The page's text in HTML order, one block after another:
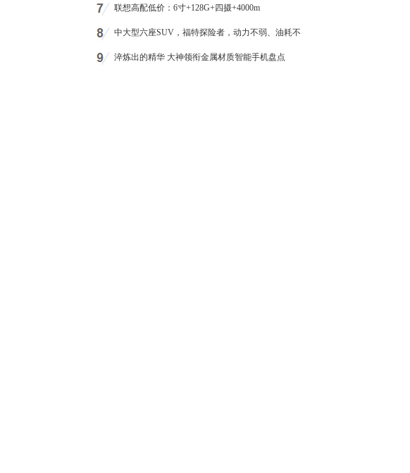
联想高配低价：6寸+128G+四摄+4000m
中大型六座SUV，福特探险者，动力不弱、油耗不
淬炼出的精华 大神领衔金属材质智能手机盘点